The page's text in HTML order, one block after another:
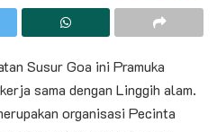
Susur Goa ini Pramuka
sama dengan Linggih alam.
organisasi Pecinta